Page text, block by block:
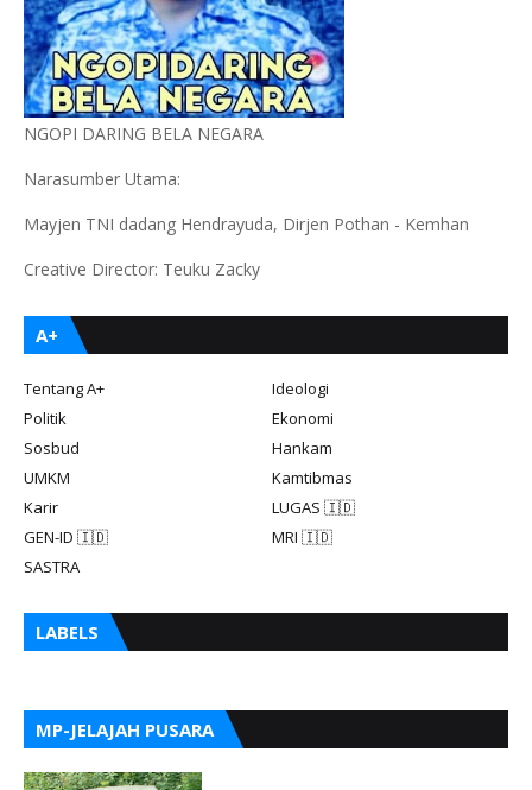
NGOPI DARING BELA NEGARA
Narasumber Utama:
Mayjen TNI dadang Hendrayuda, Dirjen Pothan - Kemhan
Creative Director: Teuku Zacky
A+
Tentang A+
Ideologi
Politik
Ekonomi
Sosbud
Hankam
UMKM
Kamtibmas
Karir
LUGAS 🇮🇩
GEN-ID 🇮🇩
MRI 🇮🇩
SASTRA
LABELS
MP-JELAJAH PUSARA